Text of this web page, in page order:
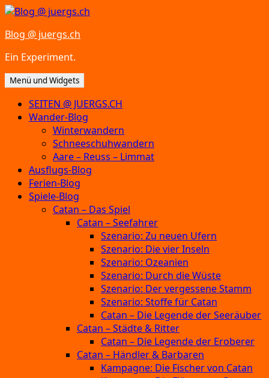
Zum
springen
Blog @ juergs.ch
Ein Experiment.
Menü und Widgets
SEITEN @ JUERGS.CH
Wander-Blog
Winterwandern
Schneeschuhwandern
Aare – Reuss – Limmat
Ausflugs-Blog
Ferien-Blog
Spiele-Blog
Catan – Das Spiel
Catan – Seefahrer
Szenario: Zu neuen Ufern
Szenario: Die vier Inseln
Szenario: Ozeanien
Szenario: Durch die Wüste
Szenario: Der vergessene Stamm
Szenario: Stoffe für Catan
Catan – Die Legende der Seeräuber
Catan – Städte & Ritter
Catan – Die Legende der Eroberer
Catan – Händler & Barbaren
Kampagne: Die Fischer von Catan